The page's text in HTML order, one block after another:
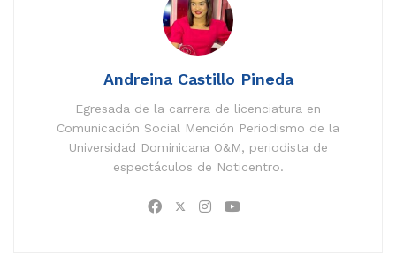
Andreina Castillo Pineda
Egresada de la carrera de licenciatura en
Comunicación Social Mención Periodismo de la
Universidad Dominicana O&M, periodista de
espectáculos de Noticentro.